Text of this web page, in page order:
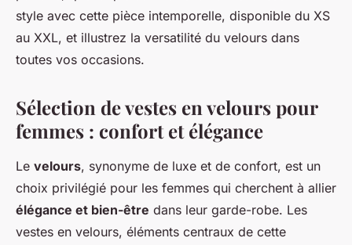
style avec cette pièce intemporelle, disponible du XS
au XXL, et illustrez la versatilité du velours dans
toutes vos occasions.
Sélection de vestes en velours pour
femmes : confort et élégance
Le velours, synonyme de luxe et de confort, est un
choix privilégié pour les femmes qui cherchent à allier
élégance et bien-être dans leur garde-robe. Les
vestes en velours, éléments centraux de cette